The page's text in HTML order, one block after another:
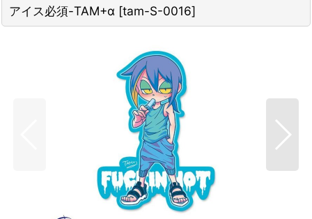
アイス必須-TAM+α [tam-S-0016]